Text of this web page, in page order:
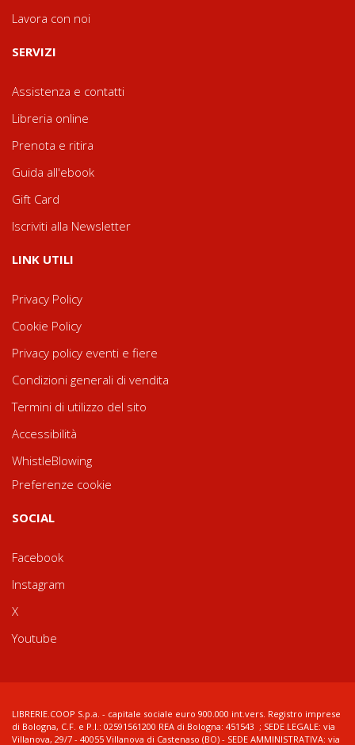
Lavora con noi
SERVIZI
Assistenza e contatti
Libreria online
Prenota e ritira
Guida all'ebook
Gift Card
Iscriviti alla Newsletter
LINK UTILI
Privacy Policy
Cookie Policy
Privacy policy eventi e fiere
Condizioni generali di vendita
Termini di utilizzo del sito
Accessibilità
WhistleBlowing
Preferenze cookie
SOCIAL
Facebook
Instagram
X
Youtube
LIBRERIE.COOP S.p.a. - capitale sociale euro 900.000 int.vers. Registro imprese
di Bologna, C.F. e P.I.: 02591561200 REA di Bologna: 451543 ; SEDE LEGALE: via
Villanova, 29/7 - 40055 Villanova di Castenaso (BO) - SEDE AMMINISTRATIVA: via